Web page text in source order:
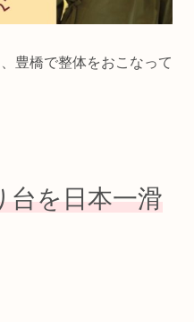
豊橋で整体をおこなって
台を日本一滑